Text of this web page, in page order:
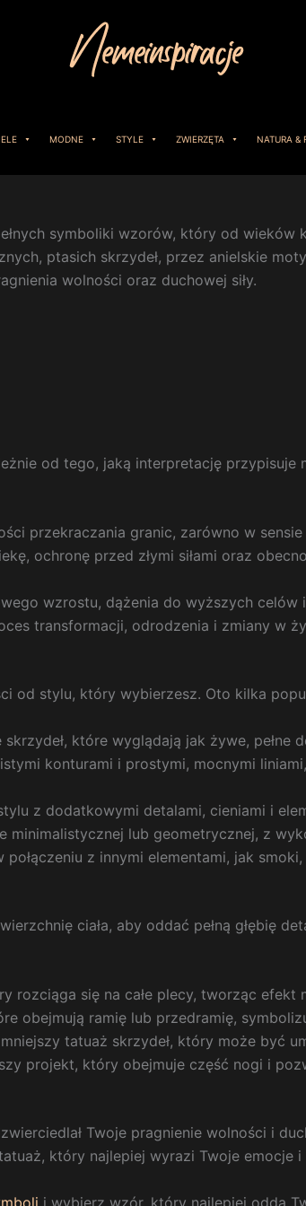
MODNE STYLE ZWIERZĘTA NATURA &
symboliki wzorów, który od wieków
ptasich skrzydeł, przez anielskie
wolności oraz duchowej siły.
od tego, jaką interpretację przypisuje
przekraczania granic, zarówno w
ochronę przed złymi siłami oraz
wzrostu, dążenia do wyższych
transformacji, odrodzenia i zmiany w
od stylu, który wybierzesz. Oto kilka
które wyglądają jak żywe, pełne
konturami i prostymi, mocnymi
z dodatkowymi detalami, cieniami i
minimalistycznej lub geometrycznej, z
z innymi elementami, jak
ciała, aby oddać pełną głębię
rozciąga się na całe plecy, tworząc efekt
obejmują ramię lub przedramię,
tatuaż skrzydeł, który może być
projekt, który obejmuje część nogi i
Twoje pragnienie wolności i
który najlepiej wyrazi Twoje emocje i
i wybierz wzór, który najlepiej odda